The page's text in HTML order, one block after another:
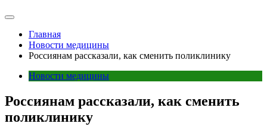
Главная
Новости медицины
Россиянам рассказали, как сменить поликлинику
Новости медицины
Россиянам рассказали, как сменить
поликлинику